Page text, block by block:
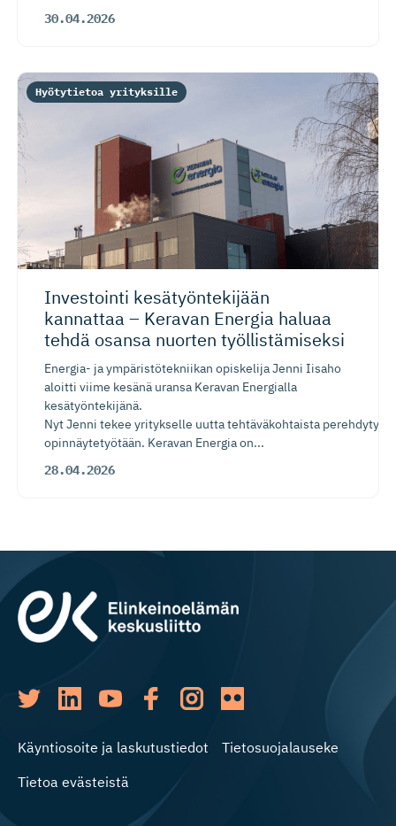
30.04.2026
Investointi kesätyönte­kijään
kannattaa – Keravan Energia haluaa
tehdä osansa nuorten työllistä­miseksi
Energia- ja ympäristötekniikan opiskelija Jenni Iisaho
aloitti viime kesänä uransa Keravan Energialla
kesätyöntekijänä.
Nyt Jenni tekee yritykselle uutta tehtäväkohtaista
opinnäytetyötään. Keravan Energia on...
28.04.2026
Hyötytietoa yrityksille
Käyntiosoite ja laskutustiedot
Tietosuojalauseke
Tietoa evästeistä